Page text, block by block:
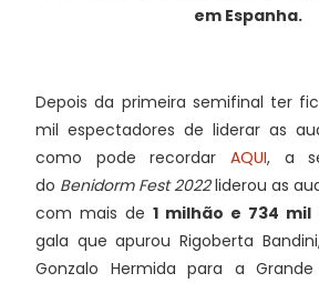
em Espanha.
Depois da primeira semifinal ter
mil espectadores de liderar as
como pode recordar AQUI, a
do Benidorm Fest 2022liderou as
com mais de 1 milhão e 734
gala que apurou Rigoberta
Gonzalo Hermida para a